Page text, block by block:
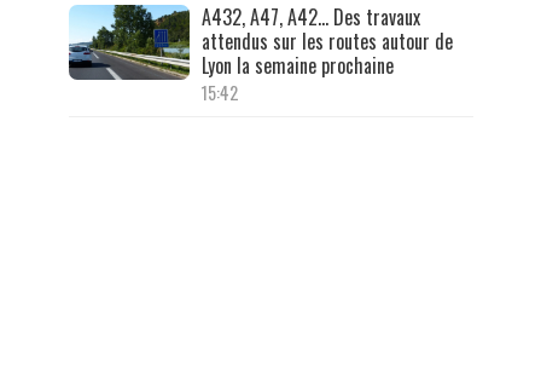
A432, A47, A42… Des travaux
attendus sur les routes autour de
Lyon la semaine prochaine
15:42